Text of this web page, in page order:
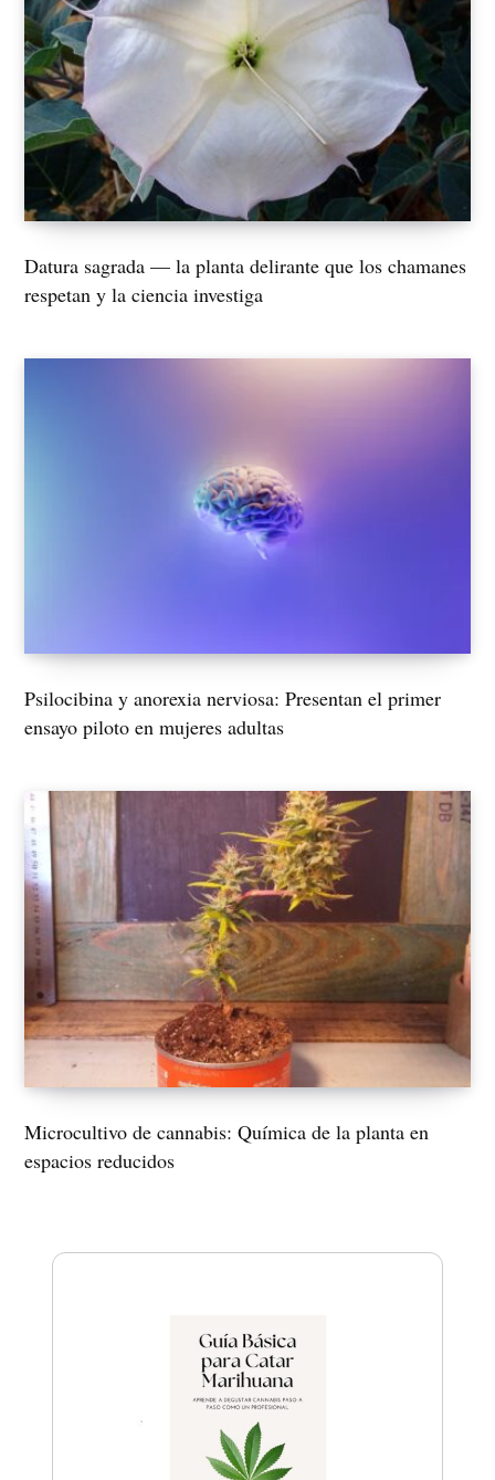
Datura sagrada — la planta delirante que los chamanes
respetan y la ciencia investiga
Psilocibina y anorexia nerviosa: Presentan el primer
ensayo piloto en mujeres adultas
Microcultivo de cannabis: Química de la planta en
espacios reducidos